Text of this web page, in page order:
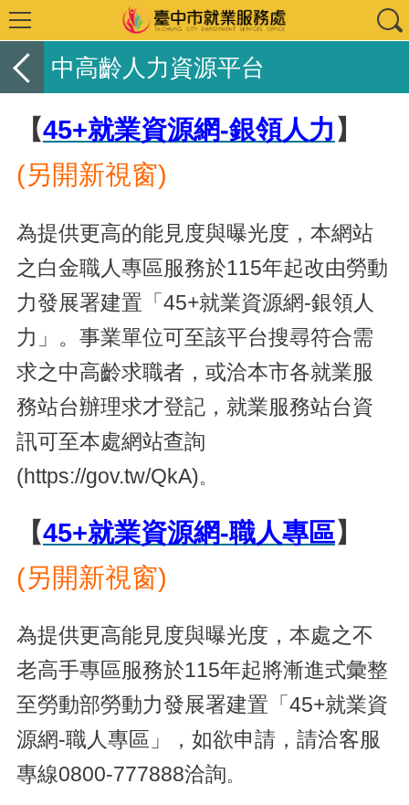
中高齡人力資源平台
【45+就業資源網-銀領人力 】
(另開新視窗)
為提供更高的能見度與曝光度，本網站
之白金職人專區服務於115年起改由勞動
力發展署建置「45+就業資源網-銀領人
力」。事業單位可至該平台搜尋符合需
求之中高齡求職者，或洽本市各就業服
務站台辦理求才登記，就業服務站台資
訊可至本處網站查詢
(https://gov.tw/QkA)。
【45+就業資源網-職人專區】
(另開新視窗)
為提供更高能見度與曝光度，本處之不
老高手專區服務於115年起將漸進式彙整
至勞動部勞動力發展署建置「45+就業資
源網-職人專區」，如欲申請，請洽客服
專線0800-777888洽詢。